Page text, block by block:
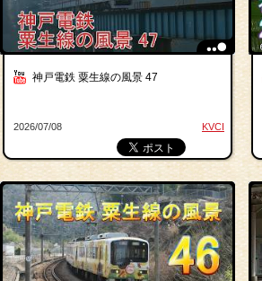
神戸電鉄 粟生線の風景 47
KVCI
2026/07/08